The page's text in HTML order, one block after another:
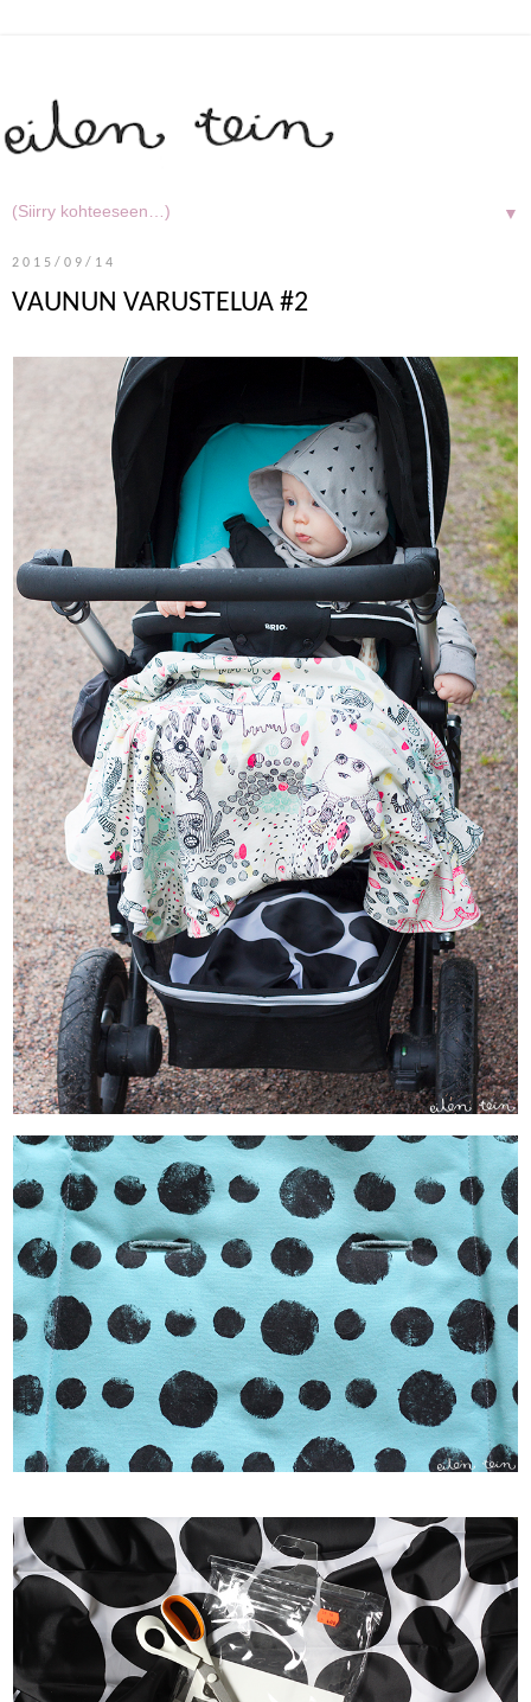
▼
2015/09/14
VAUNUN VARUSTELUA #2